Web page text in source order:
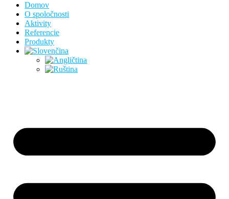
Domov
O spoločnosti
Aktivity
Referencie
Produkty